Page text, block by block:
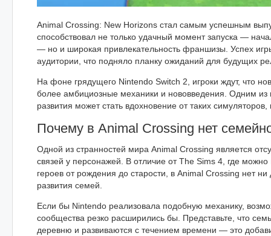
Animal Crossing: New Horizons стал самым успешным
способствовал не только удачный момент запуска —
— но и широкая привлекательность франшизы. Успех
аудитории, что подняло планку ожиданий для будущих
На фоне грядущего Nintendo Switch 2, игроки ждут, что
более амбициозные механики и нововведения. Одним из
развития может стать вдохновение от таких симуляторов,
Почему в Animal Crossing нет
Одной из странностей мира Animal Crossing является
связей у персонажей. В отличие от The Sims 4, где
героев от рождения до старости, в Animal Crossing нет ни
развития семей.
Если бы Nintendo реализовала подобную механику,
сообщества резко расширились бы. Представьте, что
деревню и развиваются с течением времени — это